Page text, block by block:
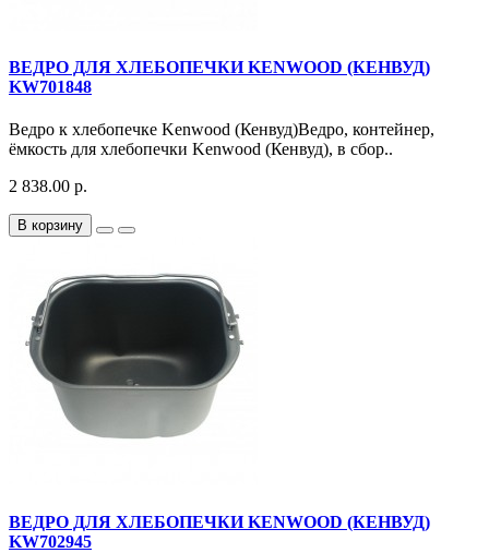
ВЕДРО ДЛЯ ХЛЕБОПЕЧКИ KENWOOD (КЕНВУД)
KW701848
Ведро к хлебопечке Kenwood (Кенвуд)Ведро, контейнер,
ёмкость для хлебопечки Kenwood (Кенвуд), в сбор..
2 838.00 р.
В корзину
ВЕДРО ДЛЯ ХЛЕБОПЕЧКИ KENWOOD (КЕНВУД)
KW702945